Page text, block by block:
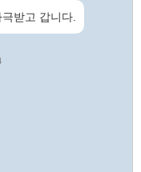
받고 갑니다.